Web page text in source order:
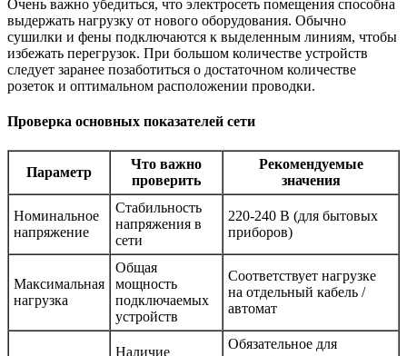
Очень важно убедиться, что электросеть помещения способна
выдержать нагрузку от нового оборудования. Обычно
сушилки и фены подключаются к выделенным линиям, чтобы
избежать перегрузок. При большом количестве устройств
следует заранее позаботиться о достаточном количестве
розеток и оптимальном расположении проводки.
Проверка основных показателей сети
Параметр
Что важно
проверить
Рекомендуемые
значения
Номинальное
напряжение
Стабильность
напряжения в
сети
220-240 В (для бытовых
приборов)
Максимальная
нагрузка
Общая
мощность
подключаемых
устройств
Соответствует нагрузке
на отдельный кабель /
автомат
Наличие
Обязательное для